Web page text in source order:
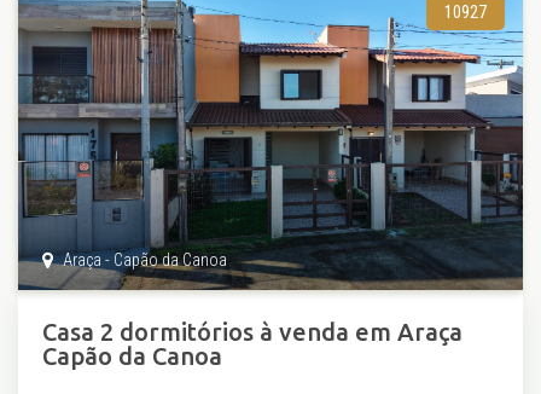
10927
Araça - Capão da Canoa
Casa 2 dormitórios à venda em Araça
Capão da Canoa